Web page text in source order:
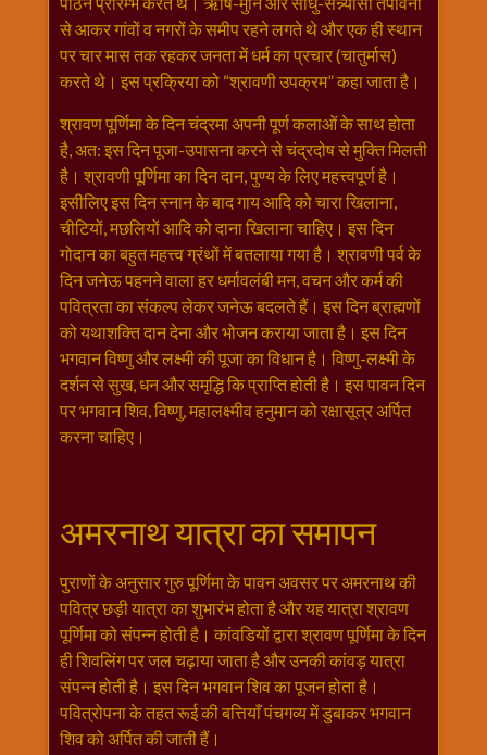
विशेष
हनुमान
होली
से आकर गांवों व नगरों के समीप रहने लगते थे और एक ही स्थान
पर चार मास तक रहकर जनता में धर्म का प्रचार (चातुर्मास)
करते थे। इस प्रक्रिया को “श्रावणी उपक्रम” कहा जाता है।
श्रावण पूर्णिमा के दिन चंद्रमा अपनी पूर्ण कलाओं के साथ होता
है, अत: इस दिन पूजा-उपासना करने से चंद्रदोष से मुक्ति मिलती
है। श्रावणी पूर्णिमा का दिन दान, पुण्य के लिए महत्त्वपूर्ण है।
इसीलिए इस दिन स्नान के बाद गाय आदि को चारा खिलाना,
चीटियों, मछलियों आदि को दाना खिलाना चाहिए। इस दिन
गोदान का बहुत महत्त्व ग्रंथों में बतलाया गया है। श्रावणी पर्व के
दिन जनेऊ पहनने वाला हर धर्मावलंबी मन, वचन और कर्म की
पवित्रता का संकल्प लेकर जनेऊ बदलते हैं। इस दिन ब्राह्मणों
को यथाशक्ति दान देना और भोजन कराया जाता है। इस दिन
भगवान विष्णु और लक्ष्मी की पूजा का विधान है। विष्णु-लक्ष्मी के
दर्शन से सुख, धन और समृद्धि कि प्राप्ति होती है। इस पावन दिन
पर भगवान शिव, विष्णु, महालक्ष्मीव हनुमान को रक्षासूत्र अर्पित
करना चाहिए।
अमरनाथ यात्रा का समापन
पुराणों के अनुसार गुरु पूर्णिमा के पावन अवसर पर अमरनाथ की
पवित्र छड़ी यात्रा का शुभारंभ होता है और यह यात्रा श्रावण
पूर्णिमा को संपन्न होती है। कांवडियों द्वारा श्रावण पूर्णिमा के दिन
ही शिवलिंग पर जल चढ़ाया जाता है और उनकी कांवड़ यात्रा
संपन्न होती है। इस दिन भगवान शिव का पूजन होता है।
पवित्रोपना के तहत रूई की बत्तियाँ पंचगव्य में डुबाकर भगवान
शिव को अर्पित की जाती हैं।